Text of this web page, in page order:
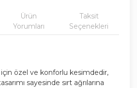
Ürün
Yorumları
Taksit
Seçenekleri
özel ve konforlu kesimdedir,
sayesinde sırt ağrılarına